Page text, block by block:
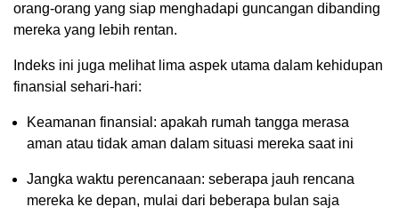
orang-orang yang siap menghadapi guncangan dibanding
mereka yang lebih rentan.
Indeks ini juga melihat lima aspek utama dalam kehidupan
finansial sehari-hari:
Keamanan finansial: apakah rumah tangga merasa
aman atau tidak aman dalam situasi mereka saat ini
Jangka waktu perencanaan: seberapa jauh rencana
mereka ke depan, mulai dari beberapa bulan saja